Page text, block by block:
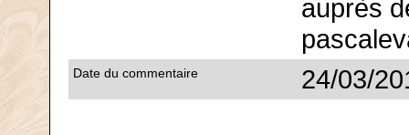
auprès
Date du commentaire 24/03/